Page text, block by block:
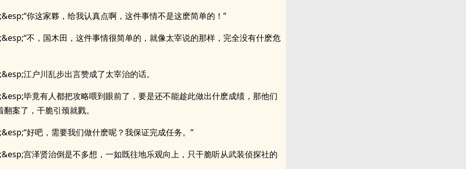
你这家夥，给我认真点啊，这件事情不是这麽简单的！”
不，国木田，这件事情很简单的，就像太宰说的那样，完全没有什麽危
江户川乱步出言赞成了太宰治的话。
毕竟有人都把攻略喂到眼前了，要是还不能趁此做出什麽成绩，那他们
案了，干脆引颈就戮。
好吧，需要我们做什麽呢？我保证完成任务。”
宫泽贤治倒是不多想，一如既往地乐观向上，只干脆听从武装侦探社的